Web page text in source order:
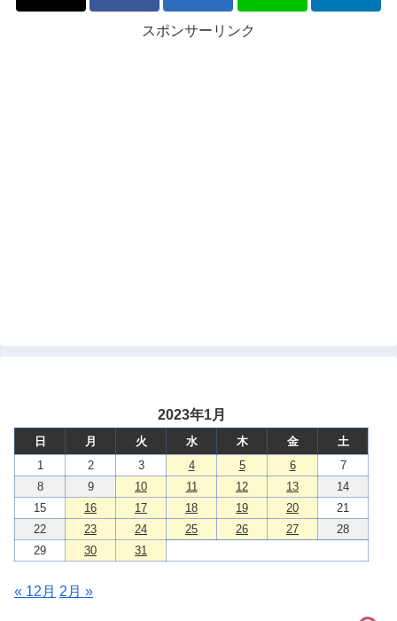
スポンサーリンク
2023年1月
日 月 火 水 木 金
土
1
2 3 4 5 6
7
8
9 10 11 12 13
14
15
16 17 18 19 20
21
22
23 24 25 26 27
28
29
30 31
« 12月 2月 »